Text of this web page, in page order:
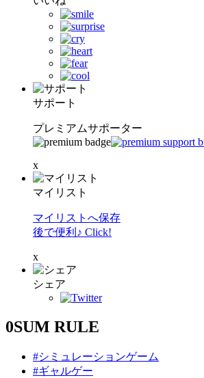
サポート
プレミアムサポーター
x
マイリスト
マイリストへ保存
後で便利♪ Click!
x
シェア
0SUM RULE
#シミュレーションゲーム
#ギャルゲー